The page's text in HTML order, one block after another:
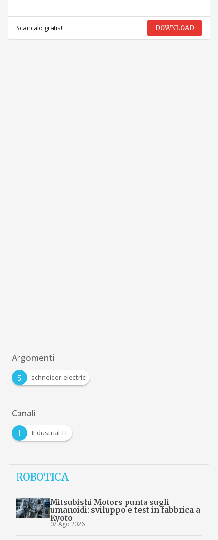
Scaricalo gratis! DOWNLOAD
Argomenti
S
schneider electric
Canali
I
Industrial IT
ROBOTICA
Mitsubishi Motors punta sugli
umanoidi: sviluppo e test in fabbrica a
Kyoto
07 Ago 2026